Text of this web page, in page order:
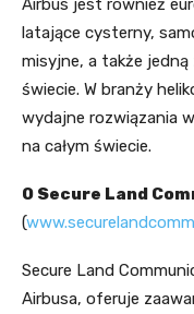
Airbus jest również
latające cysterny,
misyjne, a także
świecie. W branży
wydajne rozwiązania
na całym świecie.
O Secure Land
(
Secure Land
Airbusa, oferuje